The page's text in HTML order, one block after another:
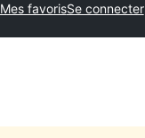
Mes favorisSe connecter